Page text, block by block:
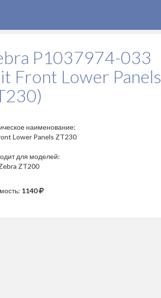
P1037974-033
Front Lower Panels
наименование:
Lower Panels ZT230
для моделей:
ZT200
1140